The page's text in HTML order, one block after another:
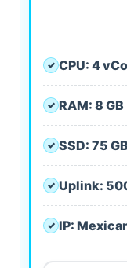
✓ CPU: 4
✓ RAM: 8 GB
✓ SSD: 75
✓ Uplink:
✓ IP: